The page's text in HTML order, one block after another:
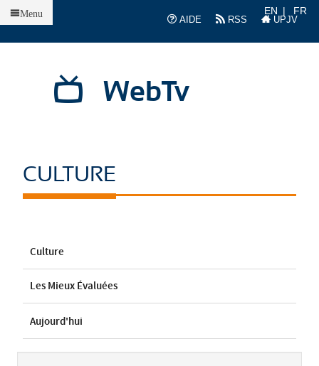
AIDE
RSS UPJV
EN FR
WebTv
Menu
CULTURE
Culture
Les Mieux Évaluées
Aujourd'hui